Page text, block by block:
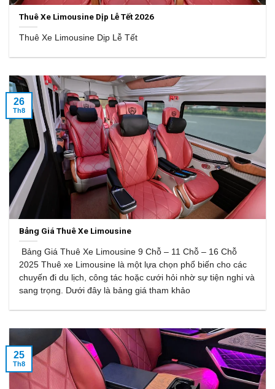
Thuê Xe Limousine Dịp Lễ Tết 2026
Thuê Xe Limousine Dịp Lễ Tết
Bảng Giá Thuê Xe Limousine
Bảng Giá Thuê Xe Limousine 9 Chỗ – 11 Chỗ – 16 Chỗ
2025 Thuê xe Limousine là một lựa chọn phổ biến cho các
chuyến đi du lịch, công tác hoặc cưới hỏi nhờ sự tiện nghi và
sang trọng. Dưới đây là bảng giá tham khảo
26
Th8
25
Th8